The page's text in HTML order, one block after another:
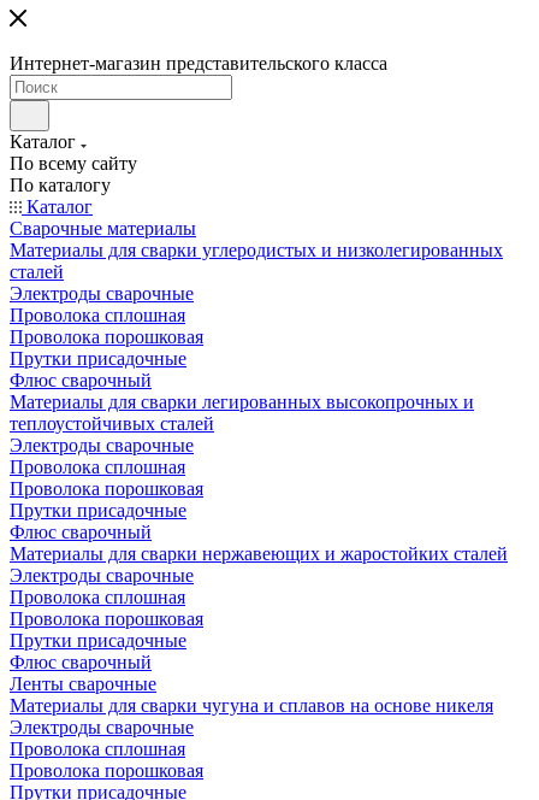
Интернет-магазин представительского класса
Каталог
По всему сайту
По каталогу
Каталог
Сварочные материалы
Материалы для сварки углеродистых и низколегированных
сталей
Электроды сварочные
Проволока сплошная
Проволока порошковая
Прутки присадочные
Флюс сварочный
Материалы для сварки легированных высокопрочных и
теплоустойчивых сталей
Электроды сварочные
Проволока сплошная
Проволока порошковая
Прутки присадочные
Флюс сварочный
Материалы для сварки нержавеющих и жаростойких сталей
Электроды сварочные
Проволока сплошная
Проволока порошковая
Прутки присадочные
Флюс сварочный
Ленты сварочные
Материалы для сварки чугуна и сплавов на основе никеля
Электроды сварочные
Проволока сплошная
Проволока порошковая
Прутки присадочные